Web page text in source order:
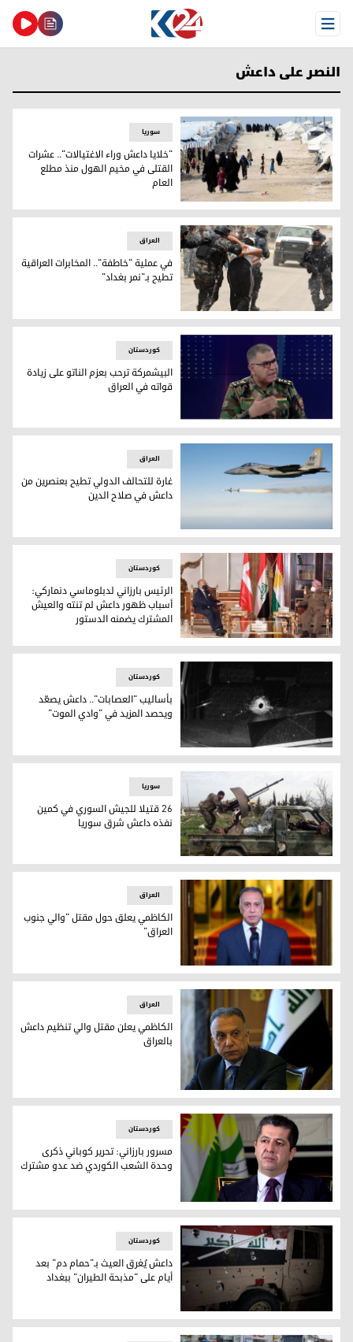
Open Menu
النصر على داعش
مخيم الهول
سوریا
"خلايا داعش وراء الاغتيالات".. عشرات
القتلى في مخيم الهول منذ مطلع
العام
المخابرات العراقية تطيح بـ"نمر بغداد"-الصورة أرشيفية
العراق
في عملية "خاطفة".. المخابرات العراقية
تطيح بـ"نمر بغداد"
المسؤول الإعلامي في وزارة البيشمركة، عثمان محمد
کوردستان
البيشمركة ترحب بعزم الناتو على زيادة
قواته في العراق
طائرة تابعة للتحالف الدولي - الصورة ارشيفية
العراق
غارة للتحالف الدولي تطيح بعنصرين من
داعش في صلاح الدين
الرئيس بارزاني والدبلوماسي الدنماركي - صورة: مقر البارزاني
کوردستان
الرئيس بارزاني لدبلوماسي دنماركي:
أسباب ظهور داعش لم تنته والعيش
المشترك يضمنه الدستور
شهدت المناطق المتنازع عليها أعمال عنف متصاعدة نفذها
کوردستان
بأساليب "العصابات".. داعش يصعّد
ويحصد المزيد في "وادي الموت"
في الآونة الاخيرة نفذ عناصر داعش العديد من الهجمات على
سوریا
26 قتيلا للجيش السوري في كمين
نفذه داعش شرق سوريا
رئيس الوزراء العراقي مصطفى الكاظمي
العراق
الكاظمي يعلق حول مقتل "والي جنوب
العراق"
رئيس الوزراء العراقي مصطفى الكاظمي
العراق
الكاظمي يعلن مقتل والي تنظيم داعش
بالعراق
رئيس حكومة اقليم كوردستان مسرور بارزاني
کوردستان
مسرور بارزاني: تحرير كوباني ذكرى
وحدة الشعب الكوردي ضد عدو مشترك
دارت الاشتباكات بمختلف أنواع الأسلحة - صورة: وسائل
کوردستان
داعش يُغرق العيث بـ"حمام دم" بعد
أيام على "مذبحة الطيران" ببغداد